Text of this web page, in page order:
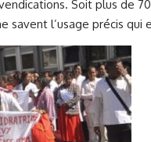
Soit plus de
savent l’usage précis qui